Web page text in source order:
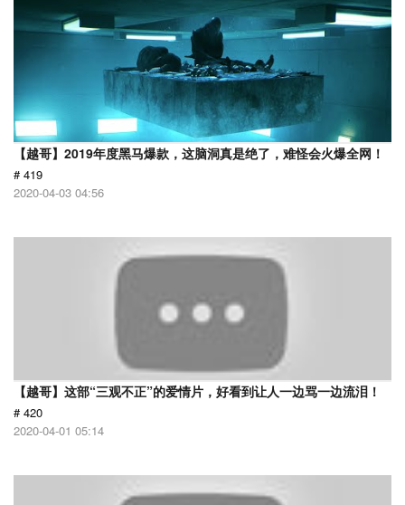
【越哥】2019年度黑马爆款，这脑洞真是绝了，难怪会火爆全网！
# 419
2020-04-03 04:56
【越哥】这部“三观不正”的爱情片，好看到让人一边骂一边流泪！
# 420
2020-04-01 05:14